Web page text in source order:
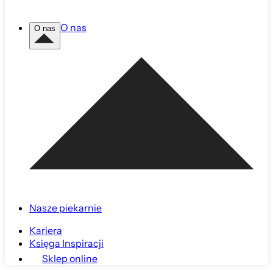
O nas O nas
Nasze piekarnie
Kariera
Księga Inspiracji
Sklep online